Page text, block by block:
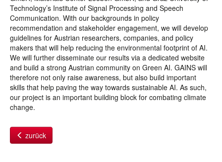
Technology’s Institute of Signal Processing and Speech
Communication. With our backgrounds in policy
recommendation and stakeholder engagement, we will develop
guidelines for Austrian researchers, companies, and policy
makers that will help reducing the environmental footprint of AI.
We will further disseminate our results via a dedicated website
and build a strong Austrian community on Green AI. GAINS will
therefore not only raise awareness, but also build important
skills that help paving the way towards sustainable AI. As such,
our project is an important building block for combating climate
change.
zurück